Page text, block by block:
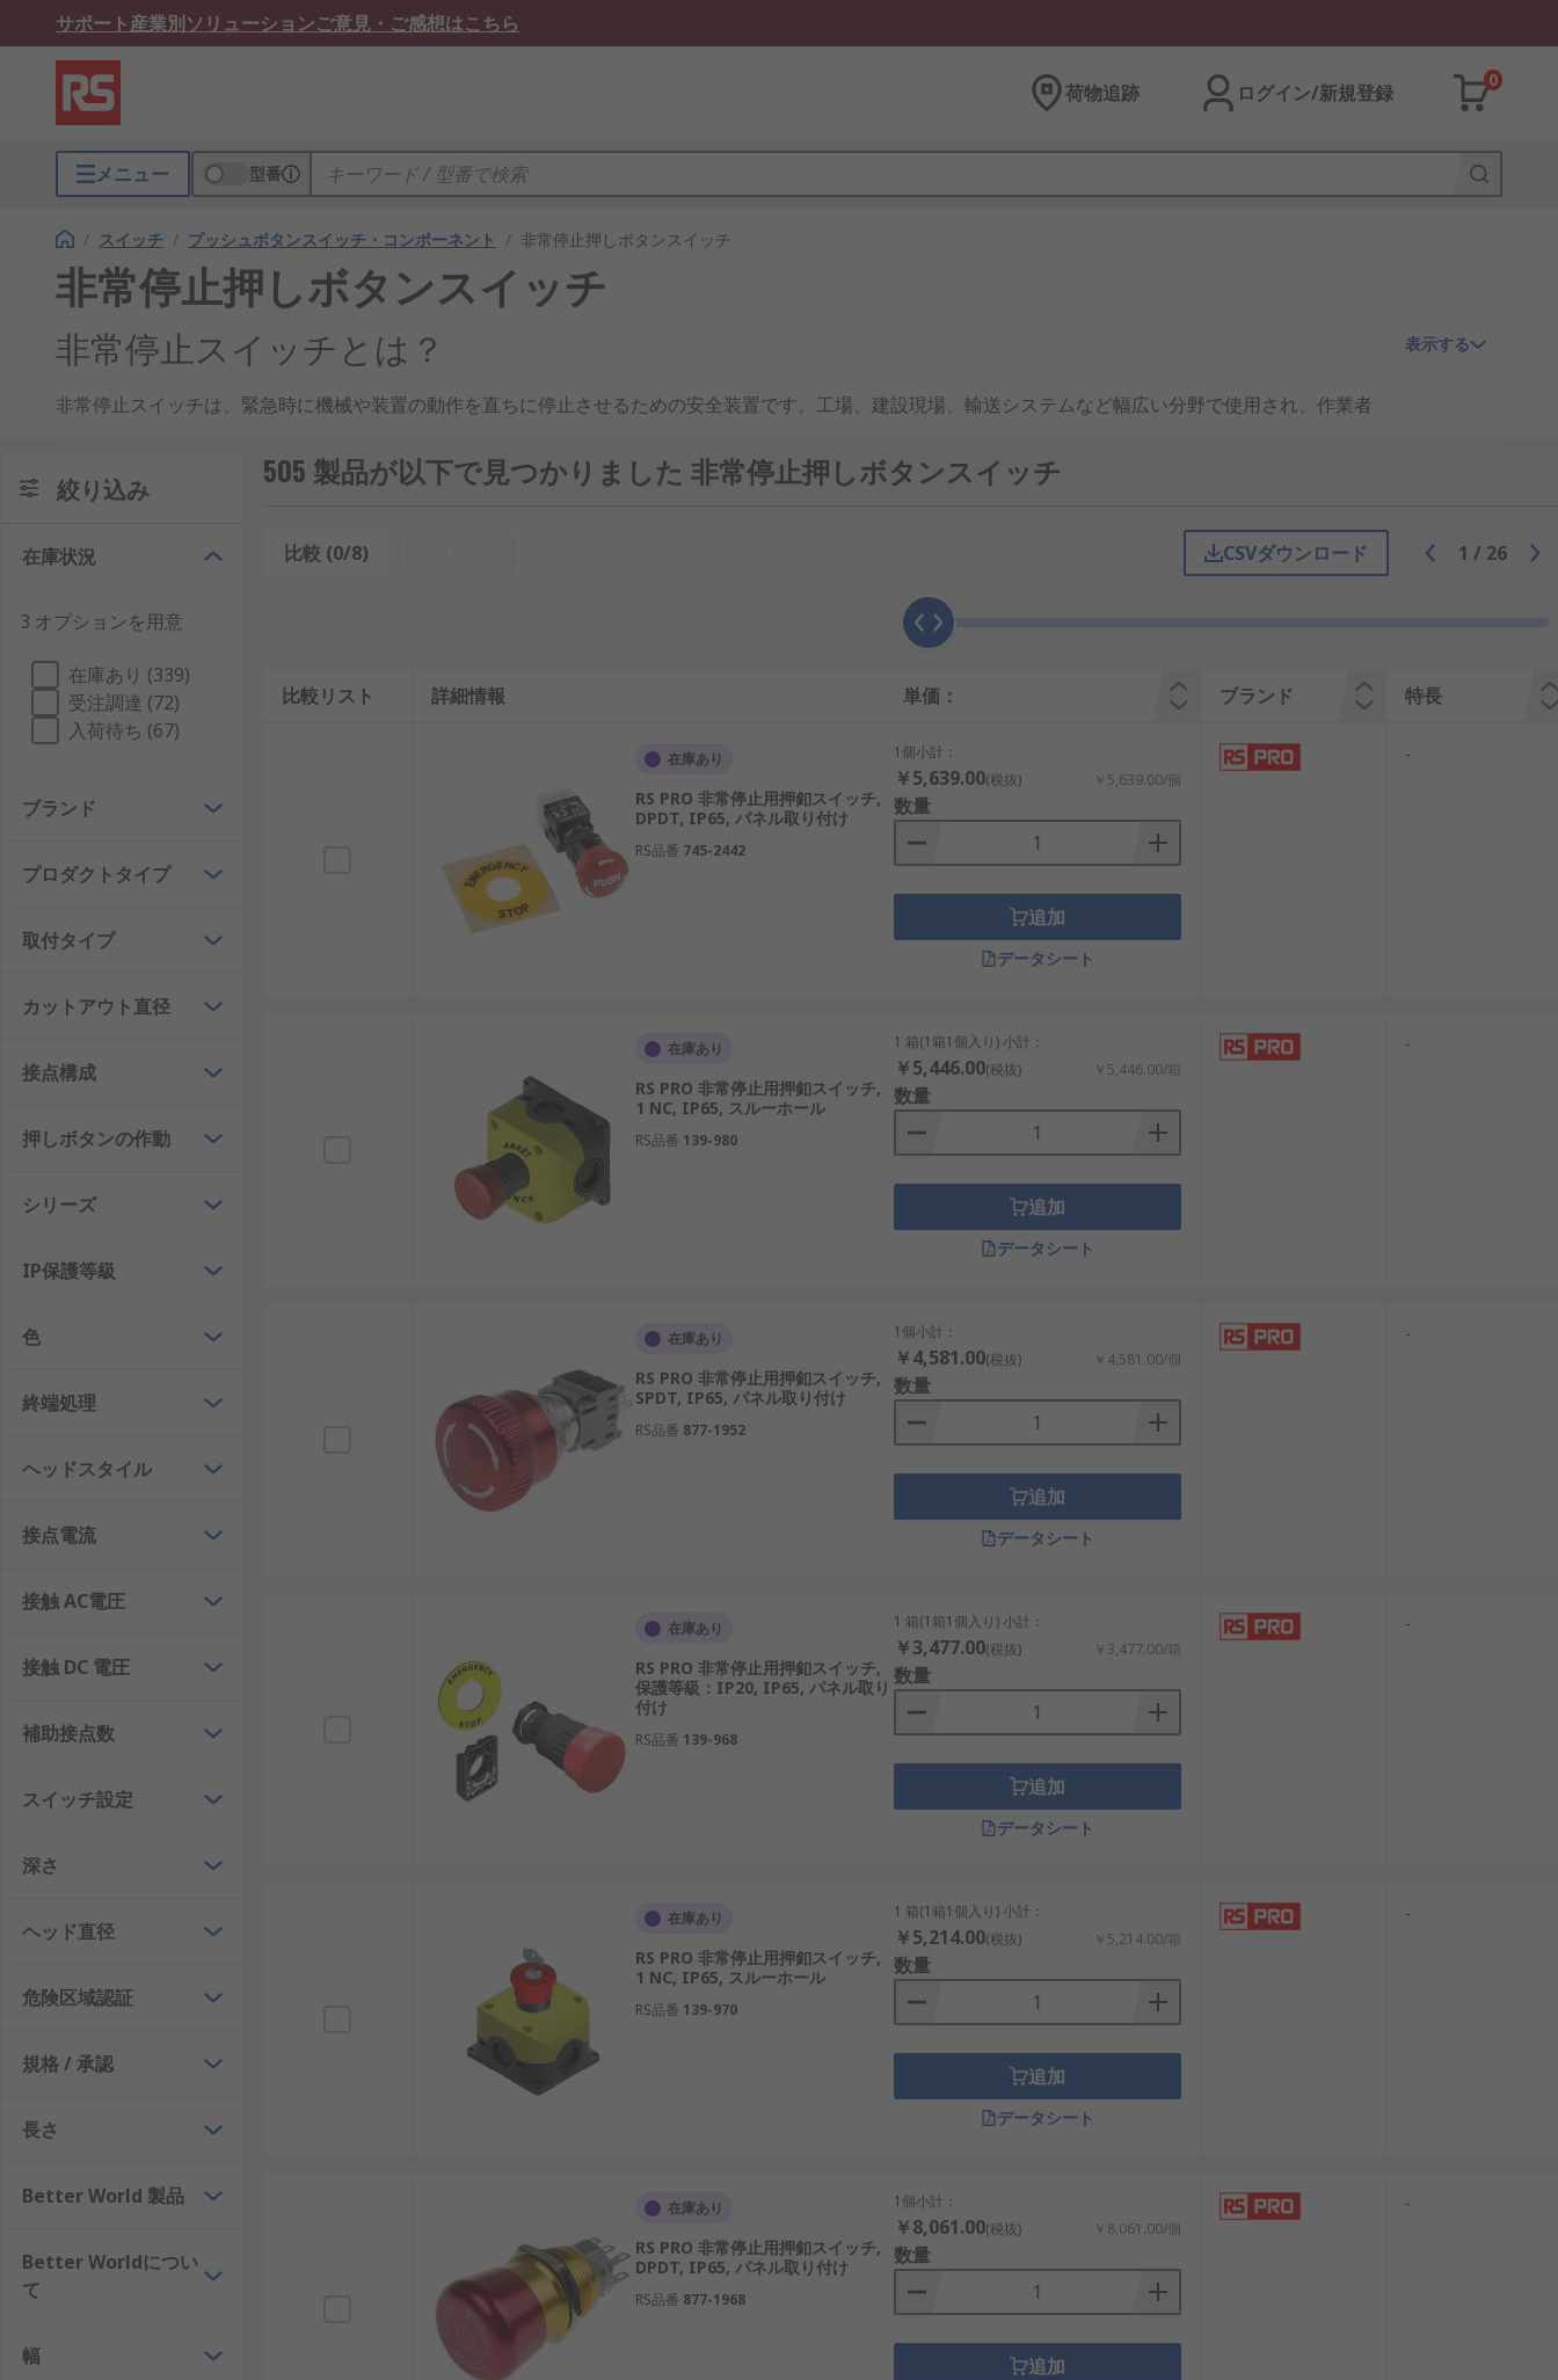
サポート産業別ソリューションご意見・ご感想はこちら
荷物追跡 ログイン/新規登録
0
メニュー 型番
/ スイッチ / プッシュボタンスイッチ・コンポーネント / 非常停止押しボタンスイッチ
非常停止押しボタンスイッチ
非常停止スイッチとは？
非常停止スイッチは、緊急時に機械や装置の動作を直ちに停止させるための安全装置です。工場、建設現場、輸送システムなど幅広い分野で使用され、作業者
非常停止スイッチの仕組み
非常停止スイッチは、押すと内部の接点が作動して電気回路を切断し、機械やシステムを即座に停止させます。構造はシンプルですが高い信頼性を持ち、誰で
も直感的に操作できるように設計されています。
主な機能は、緊急時の迅速な停止、事故の防止、設備や作業員の安全確保です。例えば、半導体製造装置やAIを活用した生産ラインでは、非常停止押しボタン
非常停止スイッチとキルスイッチの違い
キルスイッチは特定の回路やエンジンを遮断するために使用される装置で、船舶や一部の車両で利用されます。通常は特定の機能停止に特化しており、広範囲
一方、非常停止スイッチは設備全体や機械全体の動作を止めることを目的としています。日本国内の産業設備では労働安全基準に基づき導入が義務づけられて
いる場合もあり、工場ライン全体の停止が可能です。
非常停止スイッチの種類
引きひも式非常停止スイッチ
： 長い装置やコンベヤーラインに適しており、どの位置からでも作動可能。
： 押した後、ボタンを回転させることでリセットできるタイプ。
キー解除式非常停止スイッチ
： 特定のキーを使ってのみ解除でき、重要設備での使用に向く。
： 湿気や水滴がかかる環境で使用される耐水設計。
発光式非常停止スイッチ
： ボタンが光ることで視認性を高め、暗所や騒音の多い現場で効果的。
非常停止スイッチの利点
非常停止スイッチの導入には多くのメリットがあります。価格や値段の幅も広く、販売や通販で入手できるため、コスパを考慮した導入が可能です。
安全性の向上： 緊急時に即座に動作停止。例：国内の産業用ロボット、再生可能エネルギー設備。
操作の簡便性： 誰でも直感的に押すだけで作動可能。例：輸送システム、物流倉庫。
事故リスクの低減： 早期停止で事故や装置破損を防ぐ。例：半導体製造装置、AI生産ライン。
多様な種類の存在： 防水や発光式など特殊環境向けに対応可能。例：国内の港湾施設、屋外の風力発電所。
高いコスパ： 値段に比して導入効果が大きい。例：教育現場の実習機材、中小工場の生産ライン。
誤操作の可能性： 作業者が誤って押すことで予定外の停止が起こる場合がある。
メンテナンスの必要性： 長期使用で接点の磨耗や劣化が発生する可能性がある。
非常停止スイッチの選び方
非常停止スイッチを選定する際には、以下の要素を確認する必要があります。
接点構成： 2NO、1NC、2NC、SPDT、DPSTなど、回路設計に応じて選ぶ。
操作方式： 回転解除、キー解除、引きひも式など、現場に合った方式を選定。
耐環境性： 防水や防塵性能を持つモデルを選ぶことで、屋外や過酷環境にも対応可能。
非常停止スイッチは産業、商業、教育、趣味の分野で幅広く使用されています。国内でも再生可能エネルギーや輸送、物流分野で欠かせない装置です。
再生可能エネルギー設備： ソーラー設備や風力発電機の安全確保に利用。
産業用ロボット： 国内工場ラインでの安全確保に利用。
IoT対応設備： スマート工場や物流システムでの遠隔監視と組み合わせて使用。
交通・物流システム： 鉄道や自動搬送車（AGV）の緊急停止に活用。
非常停止スイッチメーカー
表示する
絞り込み
在庫状況
3 オプションを用意
在庫あり (339)
受注調達 (72)
入荷待ち (67)
ブランド
プロダクトタイプ
取付タイプ
カットアウト直径
接点構成
押しボタンの作動
シリーズ
IP保護等級
色
終端処理
ヘッドスタイル
接点電流
接触 AC電圧
接触 DC 電圧
補助接点数
スイッチ設定
深さ
ヘッド直径
危険区域認証
規格 / 承認
長さ
Better World 製品
Better Worldについ
て
幅
505 製品が以下で見つかりました 非常停止押しボタンスイッチ
比較 (0/8) CSVダウンロード 1 / 26
比較リスト 詳細情報 単価： ブランド 特長
在庫あり
RS PRO 非常停止用押釦スイッチ,
DPDT, IP65, パネル取り付け
RS品番 745-2442
1個小計：
￥5,639.00(税抜) ￥5,639.00/個
数量
追加
データシート
-
在庫あり
RS PRO 非常停止用押釦スイッチ,
1 NC, IP65, スルーホール
RS品番 139-980
1 箱(1箱1個入り) 小計：
￥5,446.00(税抜) ￥5,446.00/箱
数量
追加
データシート
-
在庫あり
RS PRO 非常停止用押釦スイッチ,
SPDT, IP65, パネル取り付け
RS品番 877-1952
1個小計：
￥4,581.00(税抜) ￥4,581.00/個
数量
追加
データシート
-
在庫あり
RS PRO 非常停止用押釦スイッチ,
保護等級：IP20, IP65, パネル取り
付け
RS品番 139-968
1 箱(1箱1個入り) 小計：
￥3,477.00(税抜) ￥3,477.00/箱
数量
追加
データシート
-
在庫あり
RS PRO 非常停止用押釦スイッチ,
1 NC, IP65, スルーホール
RS品番 139-970
1 箱(1箱1個入り) 小計：
￥5,214.00(税抜) ￥5,214.00/箱
数量
追加
データシート
-
在庫あり
RS PRO 非常停止用押釦スイッチ,
DPDT, IP65, パネル取り付け
RS品番 877-1968
1個小計：
￥8,061.00(税抜) ￥8,061.00/個
数量
追加
-